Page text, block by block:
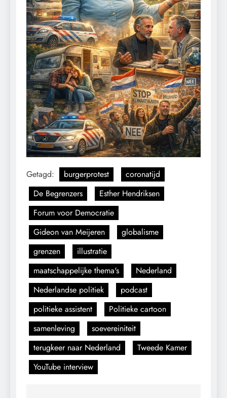
Getagd: burgerprotest
coronatijd
De Begrenzers
Esther Hendriksen
Forum voor Democratie
Gideon van Meijeren
globalisme
grenzen
illustratie
maatschappelijke thema's
Nederland
Nederlandse politiek
podcast
politieke assistent
Politieke cartoon
samenleving
soevereiniteit
terugkeer naar Nederland
Tweede Kamer
YouTube interview